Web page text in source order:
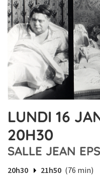
LUNDI 16
20H30
SALLE JEAN
20h30 21h50 (76 min)